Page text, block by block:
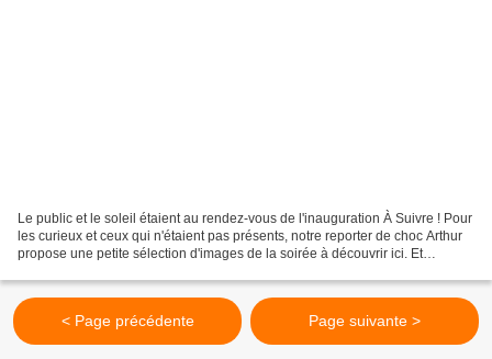
Le public et le soleil étaient au rendez-vous de l'inauguration À Suivre ! Pour
les curieux et ceux qui n'étaient pas présents, notre reporter de choc Arthur
propose une petite sélection d'images de la soirée à découvrir ici. Et
< Page précédente Page suivante >